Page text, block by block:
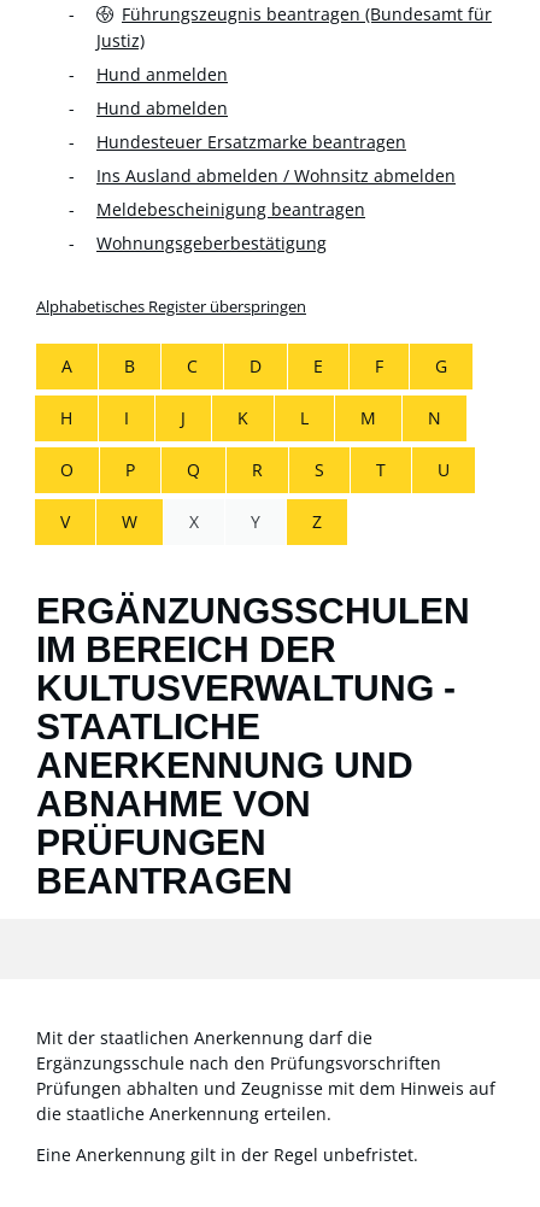
Führungszeugnis beantragen (Bundesamt für
Justiz)
Hund anmelden
Hund abmelden
Hundesteuer Ersatzmarke beantragen
Ins Ausland abmelden / Wohnsitz abmelden
Meldebescheinigung beantragen
Wohnungsgeberbestätigung
Alphabetisches Register überspringen
A B C D E F G
H I J K L M N
O P Q R S T U
V W X Y Z
ERGÄNZUNGSSCHULEN
IM BEREICH DER
KULTUSVERWALTUNG -
STAATLICHE
ANERKENNUNG UND
ABNAHME VON
PRÜFUNGEN
BEANTRAGEN
Mit der staatlichen Anerkennung darf die
Ergänzungsschule nach den Prüfungsvorschriften
Prüfungen abhalten und Zeugnisse mit dem Hinweis auf
die staatliche Anerkennung erteilen.
Eine Anerkennung gilt in der Regel unbefristet.